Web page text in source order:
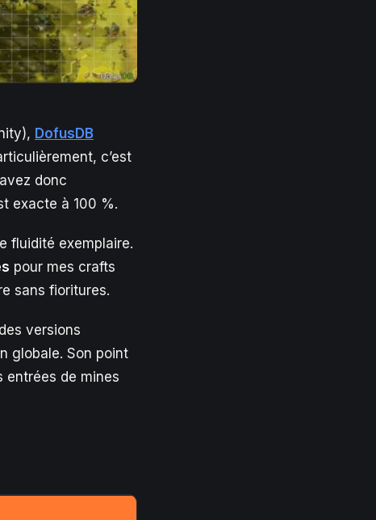
DofusDB
c’est
donc
exacte à 100 %.
fluidité exemplaire.
pour mes crafts
sans fioritures.
versions
globale. Son point
entrées de mines